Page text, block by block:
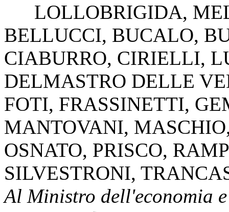
LOLLOBRIGIDA,
BELLUCCI, BUCALO,
CIABURRO, CIRIELLI,
DELMASTRO DELLE
FOTI, FRASSINETTI,
MANTOVANI, MASCHIO
OSNATO, PRISCO,
SILVESTRONI,
Al Ministro dell'economia